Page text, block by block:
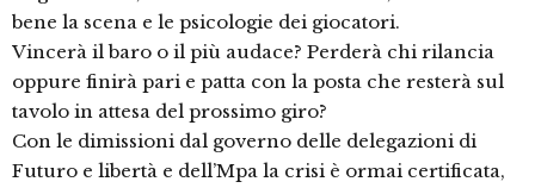
bene la scena e le psicologie dei giocatori.
Vincerà il baro o il più audace? Perderà chi rilancia
oppure finirà pari e patta con la posta che resterà sul
tavolo in attesa del prossimo giro?
Con le dimissioni dal governo delle delegazioni di
Futuro e libertà e dell’Mpa la crisi è ormai certificata,